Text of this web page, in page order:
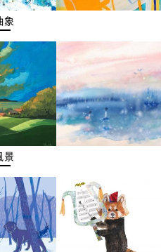
象
景